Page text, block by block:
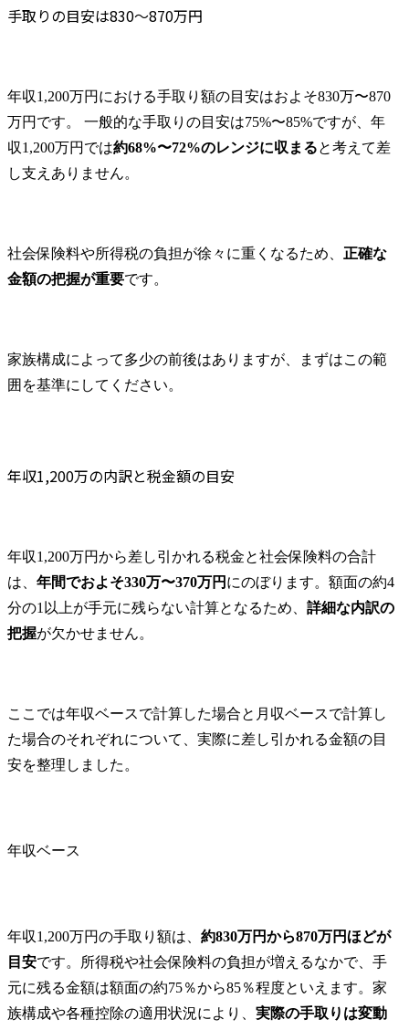
手取りの目安は830〜870万円
年収1,200万円における手取り額の目安はおよそ830万〜870
万円です。 一般的な手取りの目安は75%〜85%ですが、年
収1,200万円では約68%〜72%のレンジに収まると考えて差
し支えありません。
社会保険料や所得税の負担が徐々に重くなるため、 正確な
金額の把握が重要です。
家族構成によって多少の前後はありますが、まずはこの範
囲を基準にしてください。
年収1,200万の内訳と税金額の目安
年収1,200万円から差し引かれる税金と社会保険料の合計
は、 年間でおよそ330万〜370万円 にのぼります。額面の約4
分の1以上が手元に残らない計算となるため、 詳細な内訳の
把握が欠かせません。
ここでは年収ベースで計算した場合と月収ベースで計算し
た場合のそれぞれについて、実際に差し引かれる金額の目
安を整理しました。
年収ベース
年収1,200万円の手取り額は、 約830万円から870万円ほどが
目安です。所得税や社会保険料の負担が増えるなかで、手
元に残る金額は額面の約75％から85％程度といえます。家
族構成や各種控除の適用状況により、 実際の手取りは変動